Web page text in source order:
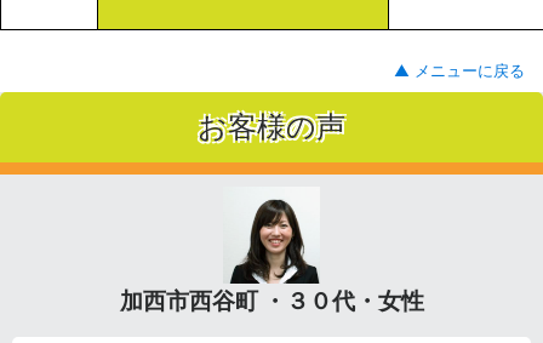
▲ メニューに戻る
お客様の声
加西市西谷町 ・３０代・女性